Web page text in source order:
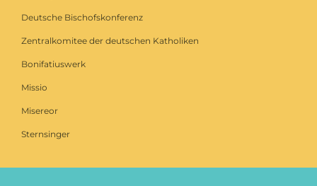
Deutsche Bischofskonferenz
Zentralkomitee der deutschen Katholiken
Bonifatiuswerk
Missio
Misereor
Sternsinger